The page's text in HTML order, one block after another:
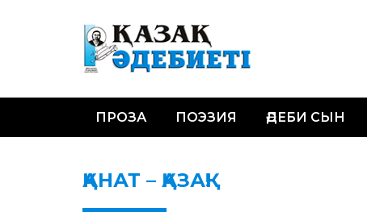
ПРОЗА ПОЭЗИЯ ӘДЕБИ СЫН
ҚАНАТ – ҚАЗАҚ!